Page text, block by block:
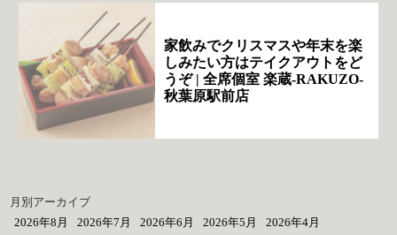
家飲みでクリスマスや年末を楽
しみたい方はテイクアウトをど
うぞ | 全席個室 楽蔵‐RAKUZO‐
秋葉原駅前店
月別アーカイブ
2026年8月
2026年7月 2026年6月 2026年5月
2026年4月